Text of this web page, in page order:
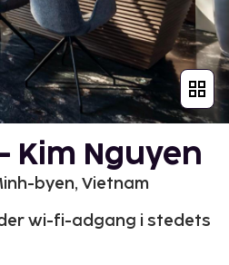
Kim Nguyen
byen, Vietnam
wi-fi-adgang i stedets